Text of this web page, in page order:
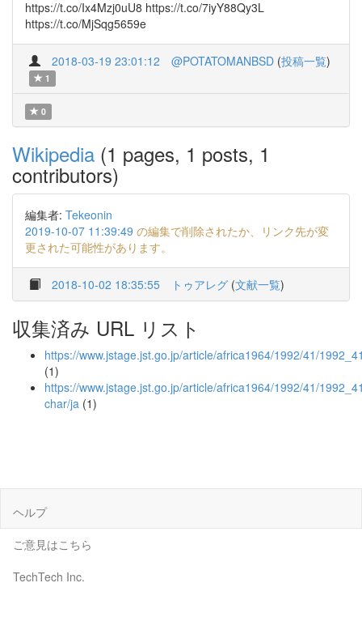
https://t.co/Ix4Mzj0uU8 https://t.co/7iyY88Qy3L
https://t.co/MjSqg5659e
2018-03-19 23:01:12 @POTATOMANBSD (投稿一覧)
1
0
Wikipedia (1 pages, 1 posts, 1
contributors)
編集者: Tekeonin
2019-10-07 11:39:49 の編集で削除されたか、リンク先が変
更された可能性があります。
2018-10-02 18:35:55 トゥアレグ (文献一覧)
収集済み URL リスト
https://www.jstage.jst.go.jp/article/africa1964/1992/41/
(1)
https://www.jstage.jst.go.jp/article/africa1964/1992/41/
char/ja (1)
ヘルプ
ご意見はこちら
TechTech Inc.